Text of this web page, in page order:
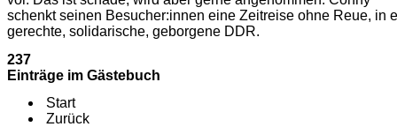
schenkt seinen Besucher:innen eine Zeitreise ohne Reue, in
gerechte, solidarische, geborgene DDR.
237
Einträge im Gästebuch
Start
Zurück